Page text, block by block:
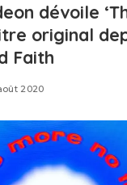
dévoile
original
Faith
2020